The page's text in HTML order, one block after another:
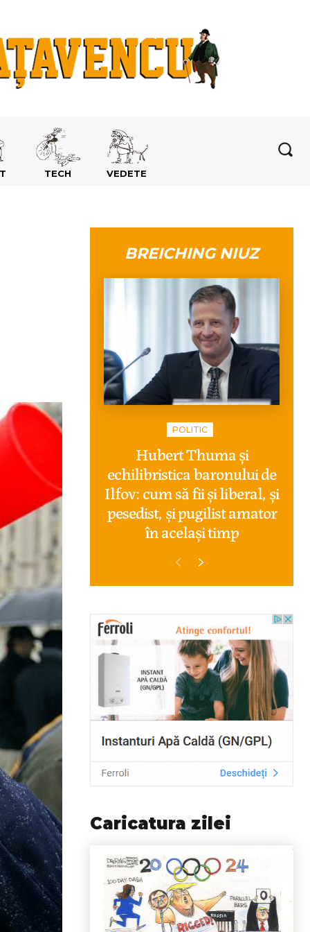
TECH VEDETE
BREICHING NIUZ
POLITIC
Hubert Thuma și
echilibristica baronului de
Ilfov: cum să fii și liberal, și
pesedist, și pugilist amator
în același timp
Caricatura zilei